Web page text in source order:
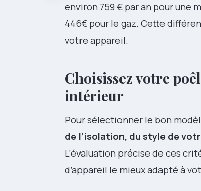
environ 759 € par an pour une
446€ pour le gaz. Cette
votre appareil.
Choisissez votre
intérieur
Pour sélectionner le bon
de l’isolation, du style de
L’évaluation précise de ces
d’appareil le mieux adapté à